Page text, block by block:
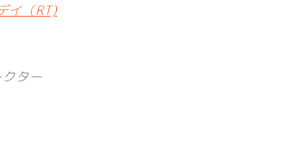
イ（RT)
ター